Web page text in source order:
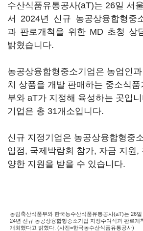
수산식품유통공사(aT)는 26일 서
서 2024년 신규 농공상융합형중
과 판로개척을 위한 MD 초청 상
밝혔습니다.
농공상융합형중소기업은 농업인
치 상품을 개발 판매하는 중소식
부와 aT가 지정해 육성하는 곳입
기업은 총 31개소입니다.
신규 지정기업은 농공상융합형중
입점, 국제박람회 참가, 자금 지원,
양한 지원을 받을 수 있습니다.
농림축산식품부와 한국농수산식품유통공사(aT)는 26
24년 신규 농공상융합형중소기업 지정수여식과 판로개
개최했다고 밝혔다. (사진=한국농수산식품유통공사)